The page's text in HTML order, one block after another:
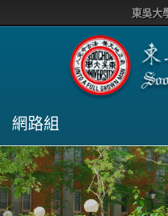
東吳大
網路組